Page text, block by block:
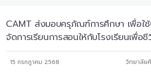
CAMT ส่งมอบครุภัณฑ์การศึกษา เพื่อใช้
จัดการเรียนการสอนให้กับโรงเรียนเพื่อ
15 กรกฎาคม 2568 วิทยาลัย